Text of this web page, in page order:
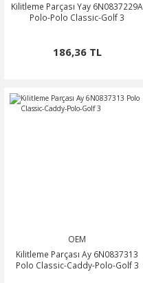
Kilitleme Parçası Yay 6N0837229A
Polo-Polo Classic-Golf 3
186,36 TL
OEM
Kilitleme Parçası Ay 6N0837313
Polo Classic-Caddy-Polo-Golf 3